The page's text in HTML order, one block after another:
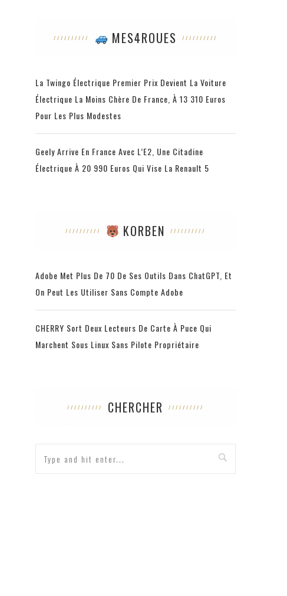
MES4ROUES
La Twingo Électrique Premier Prix Devient La Voiture
Électrique La Moins Chère De France, À 13 310 Euros
Pour Les Plus Modestes
Geely Arrive En France Avec L’E2, Une Citadine
Électrique À 20 990 Euros Qui Vise La Renault 5
KORBEN
Adobe Met Plus De 70 De Ses Outils Dans ChatGPT, Et
On Peut Les Utiliser Sans Compte Adobe
CHERRY Sort Deux Lecteurs De Carte À Puce Qui
Marchent Sous Linux Sans Pilote Propriétaire
CHERCHER